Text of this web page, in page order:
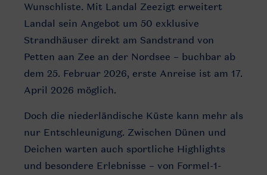
Wunschliste. Mit Landal Zeezigt erweitert
Landal sein Angebot um 50 exklusive
Strandhäuser direkt am Sandstrand von
Petten aan Zee an der Nordsee – buchbar ab
dem 25. Februar 2026, erste Anreise ist am 17.
April 2026 möglich.
Doch die niederländische Küste kann mehr als
nur Entschleunigung. Zwischen Dünen und
Deichen warten auch sportliche Highlights
und besondere Erlebnisse – von Formel-1-